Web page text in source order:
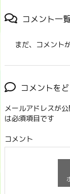
コメント一
まだ、コメント
コメントを
メールアドレスが公
は必須項目です
コメント